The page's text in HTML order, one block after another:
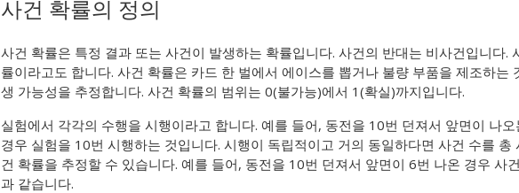
사건 확률의 정의
사건 확률은 특정 결과 또는 사건이 발생하는 확률입니다. 사건의 반대는 비사건입니다.
률이라고도 합니다. 사건 확률은 카드 한 벌에서 에이스를 뽑거나 불량 부품을 제조하는
생 가능성을 추정합니다. 사건 확률의 범위는 0(불가능)에서 1(확실)까지입니다.
실험에서 각각의 수행을 시행이라고 합니다. 예를 들어, 동전을 10번 던져서 앞면이 나
경우 실험을 10번 시행하는 것입니다. 시행이 독립적이고 거의 동일하다면 사건 수를 총
건 확률을 추정할 수 있습니다. 예를 들어, 동전을 10번 던져서 앞면이 6번 나온 경우 사
과 같습니다.